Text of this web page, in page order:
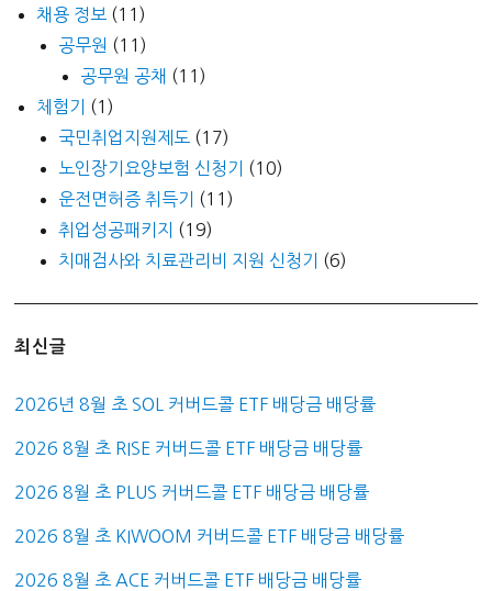
채용 정보 (11)
공무원 (11)
공무원 공채 (11)
체험기
(1)
국민취업지원제도 (17)
노인장기요양보험 신청기
(10)
운전면허증 취득기
(11)
취업성공패키지
(19)
치매검사와 치료관리비 지원 신청기
(6)
최신글
2026년 8월 초 SOL 커버드콜 ETF 배당금 배당률
2026 8월 초 RISE 커버드콜 ETF 배당금 배당률
2026 8월 초 PLUS 커버드콜 ETF 배당금 배당률
2026 8월 초 KIWOOM 커버드콜 ETF 배당금 배당률
2026 8월 초 ACE 커버드콜 ETF 배당금 배당률